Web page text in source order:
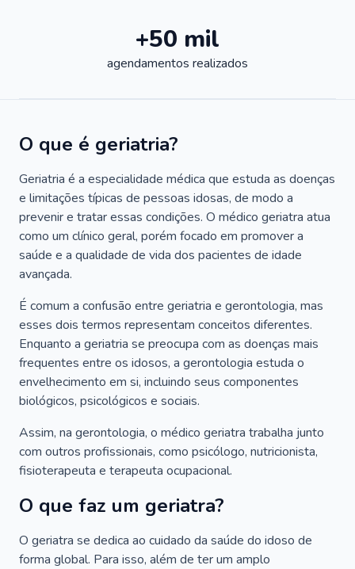
+50 mil
agendamentos realizados
O que é geriatria?
Geriatria é a especialidade médica que estuda as doenças
e limitações típicas de pessoas idosas, de modo a
prevenir e tratar essas condições. O médico geriatra atua
como um clínico geral, porém focado em promover a
saúde e a qualidade de vida dos pacientes de idade
avançada.
É comum a confusão entre geriatria e gerontologia, mas
esses dois termos representam conceitos diferentes.
Enquanto a geriatria se preocupa com as doenças mais
frequentes entre os idosos, a gerontologia estuda o
envelhecimento em si, incluindo seus componentes
biológicos, psicológicos e sociais.
Assim, na gerontologia, o médico geriatra trabalha junto
com outros profissionais, como psicólogo, nutricionista,
fisioterapeuta e terapeuta ocupacional.
O que faz um geriatra?
O geriatra se dedica ao cuidado da saúde do idoso de
forma global. Para isso, além de ter um amplo